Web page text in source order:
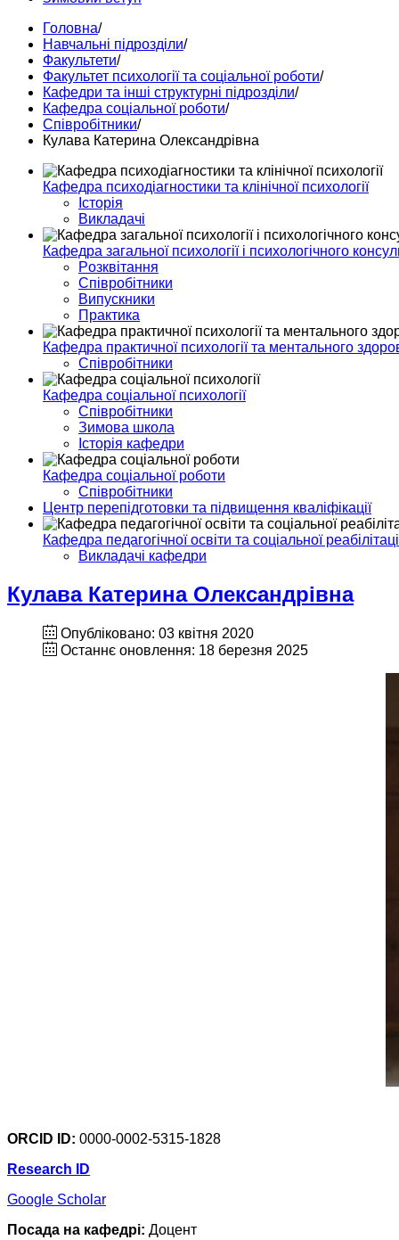
Головна/
Навчальні підрозділи/
Факультети/
Факультет психології та соціальної роботи/
Кафедри та інші структурні підрозділи/
Кафедра соціальної роботи/
Співробітники/
Кулава Катерина Олександрівна
Кафедра психодіагностики та клінічної психології
Історія
Викладачі
Кафедра загальної психології і психологічного
Pозквітання
Співробітники
Випускники
Практика
Кафедра практичної психології та ментального
Співробітники
Кафедра соціальної психології
Співробітники
Зимова школа
Історія кафедри
Кафедра соціальної роботи
Співробітники
Центр перепідготовки та підвищення кваліфікації
Кафедра педагогічної освіти та соціальної
Викладачі кафедри
Кулава Катерина Олександрівна
Опубліковано: 03 квітня 2020
Останнє оновлення: 18 березня 2025
ORCID ID: 0000-0002-5315-1828
Research ID
Google Scholar
Посада на кафедрі: Доцент